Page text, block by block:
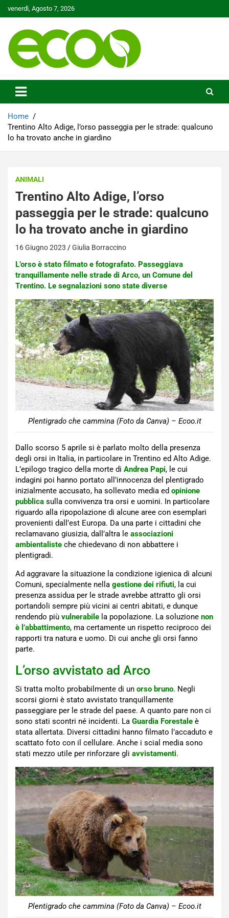
to
venerdì, Agosto 7, 2026
Ecoo.it
Home
Trentino Alto Adige, l’orso passeggia per le strade: qualcuno
lo ha trovato anche in giardino
ANIMALI
Trentino Alto Adige, l’orso
passeggia per le strade: qualcuno
lo ha trovato anche in giardino
16 Giugno 2023 Giulia Borraccino
L’orso è stato filmato e fotografato. Passeggiava
tranquillamente nelle strade di Arco, un Comune del
Trentino. Le segnalazioni sono state diverse
Plentigrado che cammina (Foto da Canva) – Ecoo.it
Dallo scorso 5 aprile si è parlato molto della presenza
degli orsi in Italia, in particolare in Trentino ed Alto Adige.
L’epilogo tragico della morte di Andrea Papi, le cui
indagini poi hanno portato all’innocenza del plentigrado
inizialmente accusato, ha sollevato media ed opinione
pubblica sulla convivenza tra orsi e uomini. In particolare
riguardo alla ripopolazione di alcune aree con esemplari
provenienti dall’est Europa. Da una parte i cittadini che
reclamavano giusizia, dall’altra le associazioni
ambientaliste che chiedevano di non abbattere i
plentigradi.
Ad aggravare la situazione la condizione igienica di alcuni
Comuni, specialmente nella gestione dei rifiuti, la cui
presenza assidua per le strade avrebbe attratto gli orsi
portandoli sempre più vicini ai centri abitati, e dunque
rendendo più vulnerabile la popolazione. La soluzione non
è l’abbattimento, ma certamente un rispetto reciproco dei
rapporti tra natura e uomo. Di cui anche gli orsi fanno
parte.
L’orso avvistato ad Arco
Si tratta molto probabilmente di un orso bruno. Negli
scorsi giorni è stato avvistato tranquillamente
passeggiare per le strade del paese. A quanto pare non ci
sono stati scontri né incidenti. La Guardia Forestale è
stata allertata. Diversi cittadini hanno filmato l’accaduto e
scattato foto con il cellulare. Anche i scial media sono
stati mezzo utile per rinforzare gli avvistamenti.
Plentigrado che cammina (Foto da Canva) – Ecoo.it